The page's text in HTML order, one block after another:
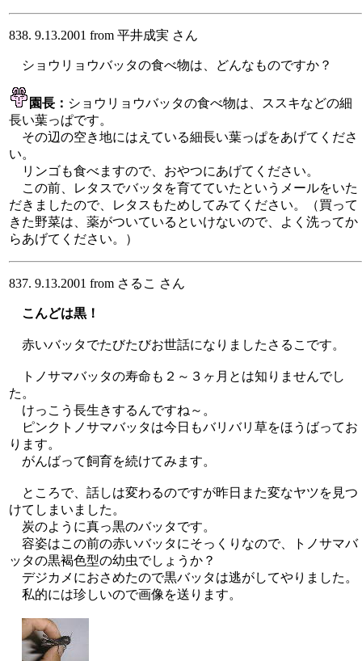
838. 9.13.2001 from 平井成実 さん
ショウリョウバッタの食べ物は、どんなものですか？
園長： ショウリョウバッタの食べ物は、ススキなどの細
長い葉っぱです。
その辺の空き地にはえている細長い葉っぱをあげてくださ
い。
リンゴも食べますので、おやつにあげてください。
この前、レタスでバッタを育てていたというメールをいた
だきましたので、レタスもためしてみてください。（買って
きた野菜は、薬がついているといけないので、よく洗ってか
らあげてください。）
837. 9.13.2001 from さるこ さん
こんどは黒！
赤いバッタでたびたびお世話になりましたさるこです。
トノサマバッタの寿命も２～３ヶ月とは知りませんでし
た。
けっこう長生きするんですね～。
ピンクトノサマバッタは今日もバリバリ草をほうばってお
ります。
がんばって飼育を続けてみます。
ところで、話しは変わるのですが昨日また変なヤツを見つ
けてしまいました。
炭のように真っ黒のバッタです。
容姿はこの前の赤いバッタにそっくりなので、トノサマバ
ッタの黒褐色型の幼虫でしょうか？
デジカメにおさめたので黒バッタは逃がしてやりました。
私的には珍しいので画像を送ります。